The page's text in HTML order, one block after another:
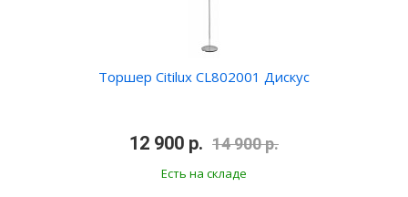
Торшер Citilux CL802001 Дискус
12 900 р. 14 900 р.
Есть на складе